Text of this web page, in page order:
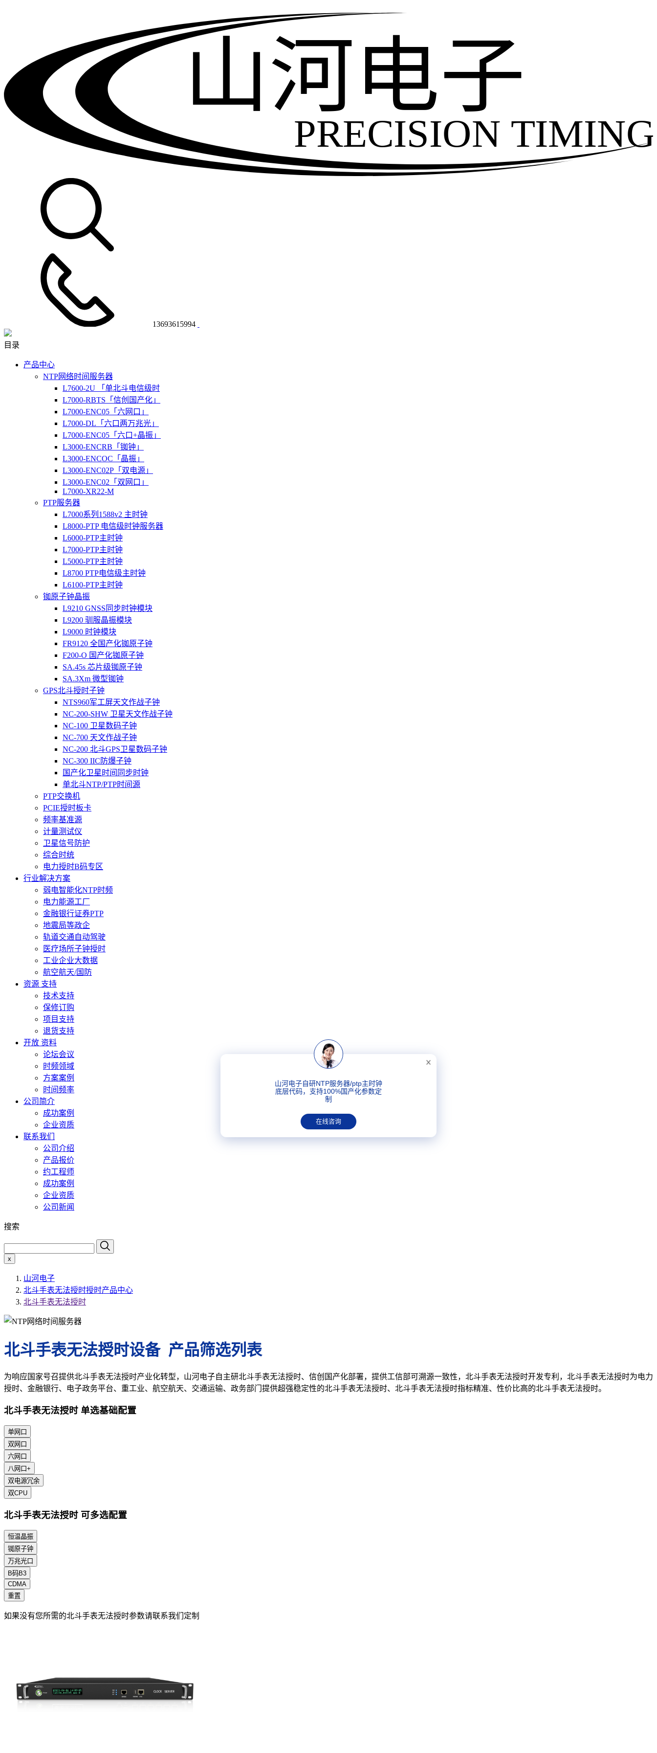
PRECISION TIMING
山河电子
13693615994
目录
产品中心
NTP网络时间服务器
L7600-2U 「单北斗电信级时
L7000-RBTS「信创国产化」
L7000-ENC05「六网口」
L7000-DL「六口两万兆光」
L7000-ENC05「六口+晶振」
L3000-ENCRB「铷钟」
L3000-ENCOC「晶振」
L3000-ENC02P「双电源」
L3000-ENC02「双网口」
L7000-XR22-M
PTP服务器
L7000系列1588v2 主时钟
L8000-PTP 电信级时钟服务器
L6000-PTP主时钟
L7000-PTP主时钟
L5000-PTP主时钟
L8700 PTP电信级主时钟
L6100-PTP主时钟
铷原子钟晶振
L9210 GNSS同步时钟模块
L9200 驯服晶振模块
L9000 时钟模块
FR9120 全国产化铷原子钟
F200-O 国产化铷原子钟
SA.45s 芯片级铷原子钟
SA.3Xm 微型铷钟
GPS北斗授时子钟
NTS960军工屏天文作战子钟
NC-200-SHW 卫星天文作战子钟
NC-100 卫星数码子钟
NC-700 天文作战子钟
NC-200 北斗GPS卫星数码子钟
NC-300 IIC防爆子钟
国产化卫星时间同步时钟
单北斗NTP/PTP时间源
PTP交换机
PCIE授时板卡
频率基准源
计量测试仪
卫星信号防护
综合时统
电力授时B码专区
行业解决方案
弱电智能化NTP时频
电力能源工厂
金融银行证券PTP
地震局等政企
轨道交通自动驾驶
医疗场所子钟授时
工业企业大数据
航空航天/国防
资源 支持
技术支持
保修订购
项目支持
退货支持
开放 资料
论坛会议
时频领域
方案案例
时间频率
公司简介
成功案例
企业资质
联系我们
公司介绍
产品报价
约工程师
成功案例
企业资质
公司新闻
搜索
x
山河电子
北斗手表无法授时授时产品中心
北斗手表无法授时
北斗手表无法授时设备 产品筛选列表
为响应国家号召提供北斗手表无法授时产业化转型，山河电子自主研北斗手表无法授时、信创国产化部署，提供工信部可溯源一致性，北斗手表无法授时开发专利，北斗手表无法授时为电力
授时、金融银行、电子政务平台、重工业、航空航天、交通运输、政务部门提供超强稳定性的北斗手表无法授时、北斗手表无法授时指标精准、性价比高的北斗手表无法授时。
北斗手表无法授时 单选基础配置
单网口
双网口
六网口
八网口+
双电源冗余
双CPU
北斗手表无法授时 可多选配置
恒温晶振
铷原子钟
万兆光口
B码B3
CDMA
重置
如果没有您所需的北斗手表无法授时参数请联系我们定制
山河电子自研NTP服务器/ptp主时钟
底层代码，支持100%国产化参数定
制
在线咨询